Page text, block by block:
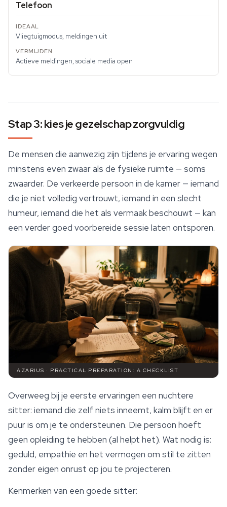
Telefoon
Vliegtuigmodus, meldingen uit
Actieve meldingen, sociale media open
Stap 3: kies je gezelschap zorgvuldig
De mensen die aanwezig zijn tijdens je ervaring wegen
minstens even zwaar als de fysieke ruimte — soms
zwaarder. De verkeerde persoon in de kamer — iemand
die je niet volledig vertrouwt, iemand in een slecht
humeur, iemand die het als vermaak beschouwt — kan
een verder goed voorbereide sessie laten ontsporen.
AZARIUS · PRACTICAL PREPARATION: A CHECKLIST
Overweeg bij je eerste ervaringen een nuchtere
sitter: iemand die zelf niets inneemt, kalm blijft en er
puur is om je te ondersteunen. Die persoon hoeft
geen opleiding te hebben (al helpt het). Wat nodig is:
geduld, empathie en het vermogen om stil te zitten
zonder eigen onrust op jou te projecteren.
Kenmerken van een goede sitter: